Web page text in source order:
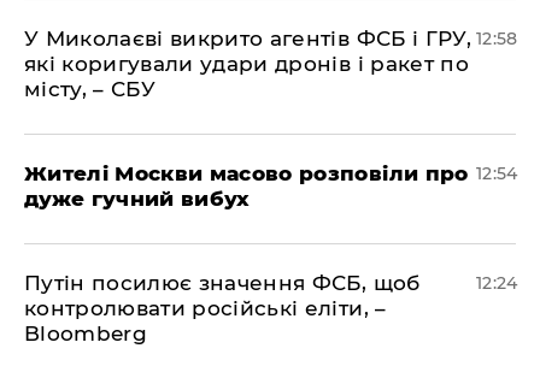
У Миколаєві викрито агентів ФСБ і ГРУ,
які коригували удари дронів і ракет по
місту, – СБУ
12:58
Жителі Москви масово розповіли про
дуже гучний вибух
12:54
Путін посилює значення ФСБ, щоб
контролювати російські еліти, –
Bloomberg
12:24